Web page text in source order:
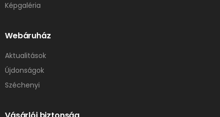
Képgaléria
Webáruház
Aktualitások
Újdonságok
Széchenyi